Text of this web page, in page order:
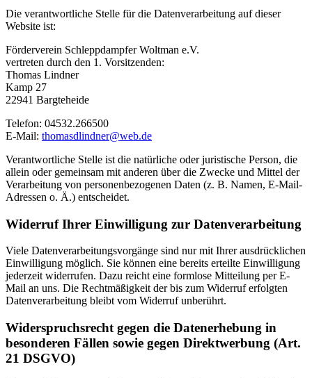
Die verantwortliche Stelle für die Datenverarbeitung auf dieser
Website ist:
Förderverein Schleppdampfer Woltman e.V.
vertreten durch den 1. Vorsitzenden:
Thomas Lindner
Kamp 27
22941 Bargteheide
Telefon: 04532.266500
E-Mail: thomasdlindner@web.de
Verantwortliche Stelle ist die natürliche oder juristische Person, die
allein oder gemeinsam mit anderen über die Zwecke und Mittel der
Verarbeitung von personenbezogenen Daten (z. B. Namen, E-Mail-
Adressen o. Ä.) entscheidet.
Widerruf Ihrer Einwilligung zur Datenverarbeitung
Viele Datenverarbeitungsvorgänge sind nur mit Ihrer ausdrücklichen
Einwilligung möglich. Sie können eine bereits erteilte Einwilligung
jederzeit widerrufen. Dazu reicht eine formlose Mitteilung per E-
Mail an uns. Die Rechtmäßigkeit der bis zum Widerruf erfolgten
Datenverarbeitung bleibt vom Widerruf unberührt.
Widerspruchsrecht gegen die Datenerhebung in
besonderen Fällen sowie gegen Direktwerbung (Art.
21 DSGVO)